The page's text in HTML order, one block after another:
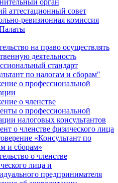
орган
аттестационный совет
ревизионная комиссия
на право осуществлять
деятельность
стандарт
по налогам и сборам"
о профессиональной
о членстве
о профессиональной
налоговых консультантов
о членстве физического лица
«Консультант по
и сборам»
о членстве
лица и
предпринимателя